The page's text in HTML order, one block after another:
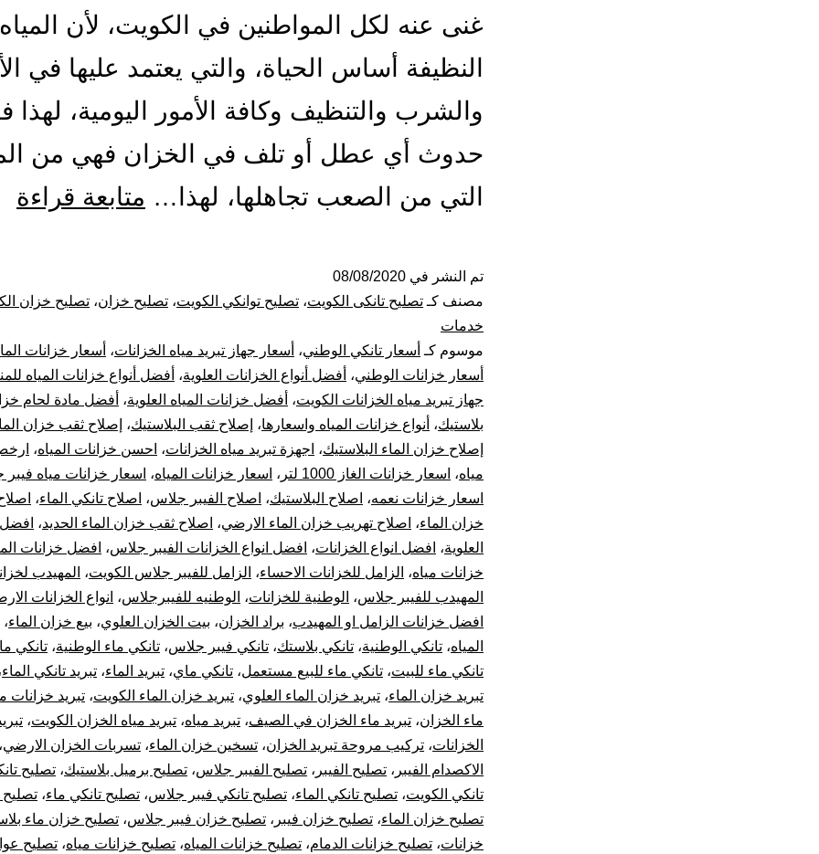
غنى عنه لكل المواطنين في الكويت، لأن المياه
النظيفة أساس الحياة، والتي يعتمد عليها في
والشرب والتنظيف وكافة الأمور اليومية، لهذا
حدوث أي عطل أو تلف في الخزان فهي من
التي من الصعب تجاهلها، لهذا… متابعة قراءة
تم النشر في 08/08/2020
مصنف كـ تصليح تانكى الكويت، تصليح توانكي الكويت، تصليح خزان، تصليح خزان
خدمات
موسوم كـ أسعار تانكي الوطني، أسعار جهاز تبريد مياه الخزانات، أسعار خزانات
أسعار خزانات الوطني، أفضل أنواع الخزانات العلوية، أفضل أنواع خزانات المياه
جهاز تبريد مياه الخزانات الكويت، أفضل خزانات المياه العلوية، أفضل مادة لحام
بلاستيك، أنواع خزانات المياه واسعارها، إصلاح ثقب البلاستيك، إصلاح ثقب خزان
إصلاح خزان الماء البلاستيك، اجهزة تبريد مياه الخزانات، احسن خزانات المياه،
مياه، اسعار خزانات الغاز 1000 لتر ، اسعار خزانات المياه، اسعار خزانات مياه
اسعار خزانات نعمه، اصلاح البلاستيك، اصلاح الفيبر جلاس، اصلاح تانكي الماء،
خزان الماء، اصلاح تهريب خزان الماء الارضي، اصلاح ثقب خزان الماء الحديد،
العلوية، افضل انواع الخزانات، افضل انواع الخزانات الفيبر جلاس، افضل خزانات
خزانات مياه، الزامل للخزانات الاحساء، الزامل للفيبر جلاس الكويت، المهيدب
المهيدب للفيبر جلاس، الوطنية للخزانات، الوطنيه للفيبرجلاس، انواع الخزانات
افضل خزانات الزامل او المهيدب، براد الخزان، بيت الخزان العلوي، بيع خزان الماء،
المياه، تانكي الوطنية، تانكي بلاستك، تانكي فيبر جلاس، تانكي ماء الوطنية، تانكي
تانكي ماء للبيت، تانكي ماء للبيع مستعمل، تانكي ماي، تبريد الماء، تبريد تانكي الماء
تبريد خزان الماء، تبريد خزان الماء العلوي، تبريد خزان الماء الكويت، تبريد خزانات
ماء الخزان، تبريد ماء الخزان في الصيف، تبريد مياه، تبريد مياه الخزان الكويت،
الخزانات، تركيب مروحة تبريد الخزان، تسخين خزان الماء، تسربات الخزان الارضي،
الاكصدام الفيبر ، تصليح الفيبر ، تصليح الفيبر جلاس، تصليح برميل بلاستيك، تصليح
تانكي الكويت، تصليح تانكي الماء، تصليح تانكي فيبر جلاس، تصليح تانكي ماء،
تصليح خزان الماء، تصليح خزان فيبر ، تصليح خزان فيبر جلاس، تصليح خزان ماء
خزانات، تصليح خزانات الدمام، تصليح خزانات المياه، تصليح خزانات مياه، تصليح